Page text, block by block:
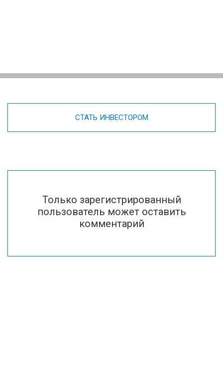
СТАТЬ ИНВЕСТОРОМ
Только зарегистрированный
пользователь может оставить
комментарий